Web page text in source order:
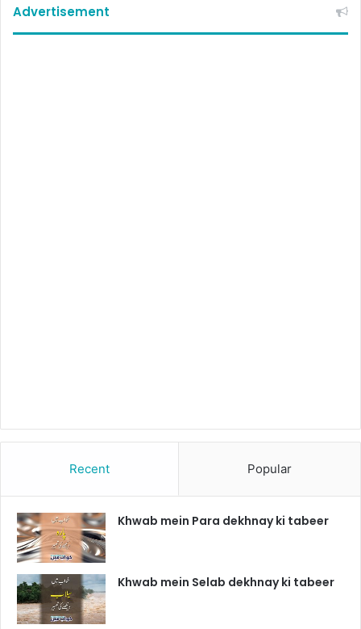
Advertisement
Recent Popular
Khwab mein Para dekhnay ki tabeer
Khwab mein Selab dekhnay ki tabeer